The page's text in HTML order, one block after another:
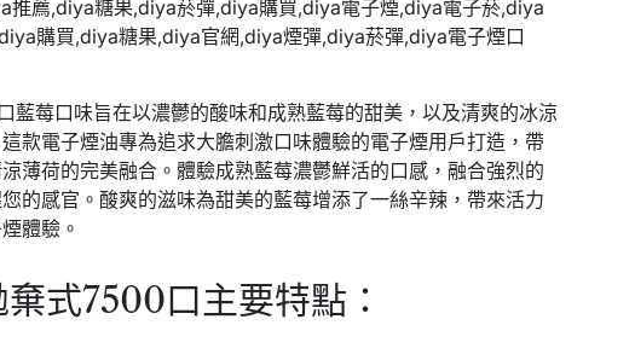
藍莓口味旨在以濃鬱的酸味和成熟藍莓的甜美，以及清爽的冰涼
款電子煙油專為追求大膽刺激口味體驗的電子煙用戶打造，帶
薄荷的完美融合。體驗成熟藍莓濃鬱鮮活的口感，融合強烈的
的感官。酸爽的滋味為甜美的藍莓增添了一絲辛辣，帶來活力
體驗。
式7500口主要特點：